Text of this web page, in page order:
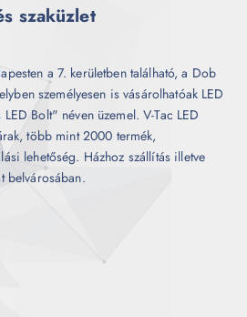
szaküzlet
a 7. kerületben található, a Dob
személyesen is vásárolhatóak LED
Bolt" néven üzemel. V-Tac LED
több mint 2000 termék,
lehetőség. Házhoz szállítás illetve
belvárosában.